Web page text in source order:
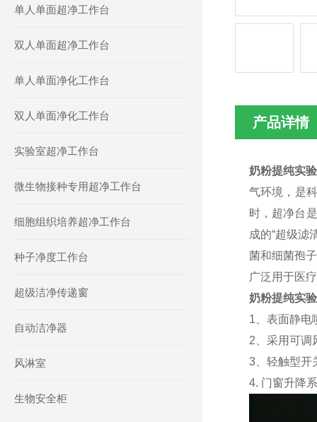
单人单面超净工作台
双人单面超净工作台
单人单面净化工作台
双人单面净化工作台
实验室超净工作台
微生物接种专用超净工作台
细胞组织培养超净工作台
种子净度工作台
超级洁净传递窗
自动洁净器
风淋室
生物安全柜
产品详情
奶粉提纯实
气环境，是
时，超净台
成的“超级滤
菌和细菌孢
广泛用于医
奶粉提纯实
1、表面静电
2、采用可调
3、轻触型开
4. 门窗升降